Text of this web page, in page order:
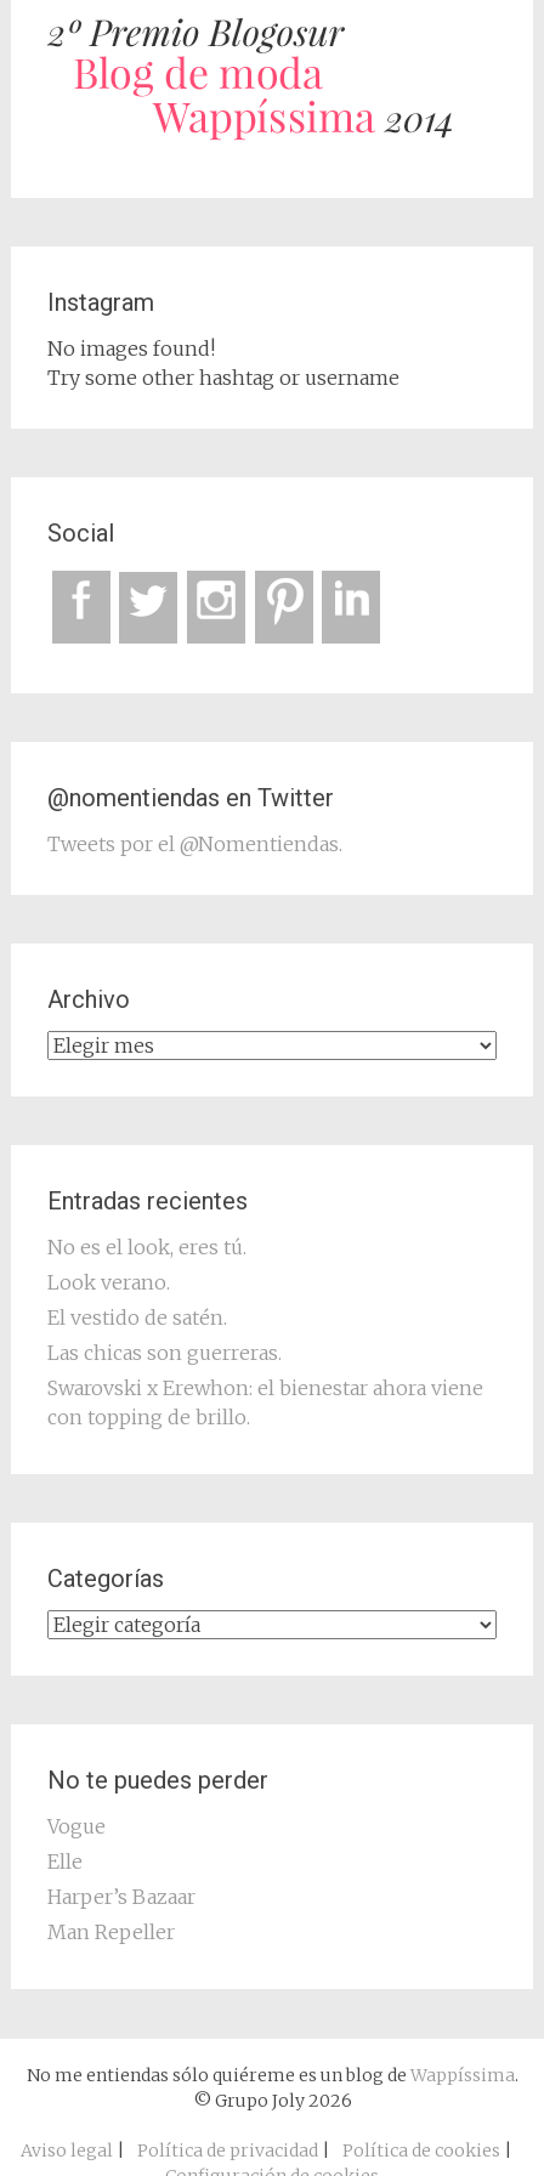
Instagram
No images found!
Try some other hashtag or username
Social
@nomentiendas en Twitter
Tweets por el @Nomentiendas.
Archivo
Archivo
Entradas recientes
No es el look, eres tú.
Look verano.
El vestido de satén.
Las chicas son guerreras.
Swarovski x Erewhon: el bienestar ahora viene
con topping de brillo.
Categorías
Categorías
No te puedes perder
Vogue
Elle
Harper’s Bazaar
Man Repeller
No me entiendas sólo quiéreme es un blog de Wappíssima.
© Grupo Joly 2026
Aviso legal| Política de privacidad| Política de cookies